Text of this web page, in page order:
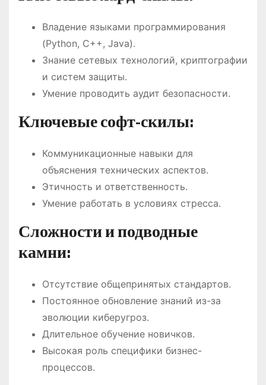
Владение языками программирования
(Python, C++, Java).
Знание сетевых технологий, криптографии
и систем защиты.
Умение проводить аудит безопасности.
Ключевые софт-скилы:
Коммуникационные навыки для
объяснения технических аспектов.
Этичность и ответственность.
Умение работать в условиях стресса.
Сложности и подводные
камни:
Отсутствие общепринятых стандартов.
Постоянное обновление знаний из-за
эволюции киберугроз.
Длительное обучение новичков.
Высокая роль специфики бизнес-
процессов.